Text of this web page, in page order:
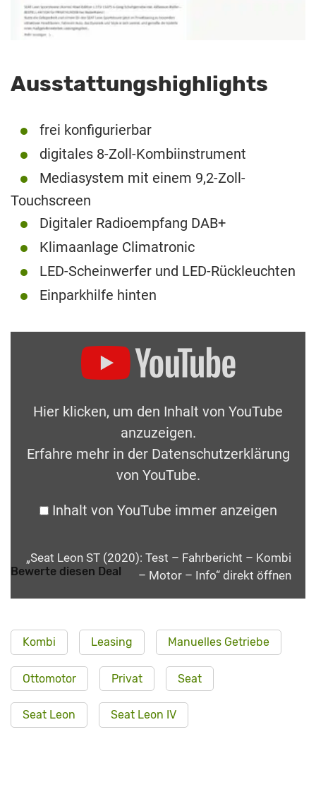
Ausstattungshighlights
frei konfigurierbar
digitales 8-Zoll-Kombiinstrument
Mediasystem mit einem 9,2-Zoll-
Touchscreen
Digitaler Radioempfang DAB+
Klimaanlage Climatronic
LED-Scheinwerfer und LED-Rückleuchten
Einparkhilfe hinten
Hier klicken, um den Inhalt von YouTube
anzuzeigen.
Erfahre mehr in der Datenschutzerklärung
von YouTube.
Inhalt von YouTube immer anzeigen
„Seat Leon ST (2020): Test – Fahrbericht – Kombi
– Motor – Info“ direkt öffnen
Bewerte diesen Deal
Kombi Leasing Manuelles Getriebe
Ottomotor Privat Seat
Seat Leon Seat Leon IV